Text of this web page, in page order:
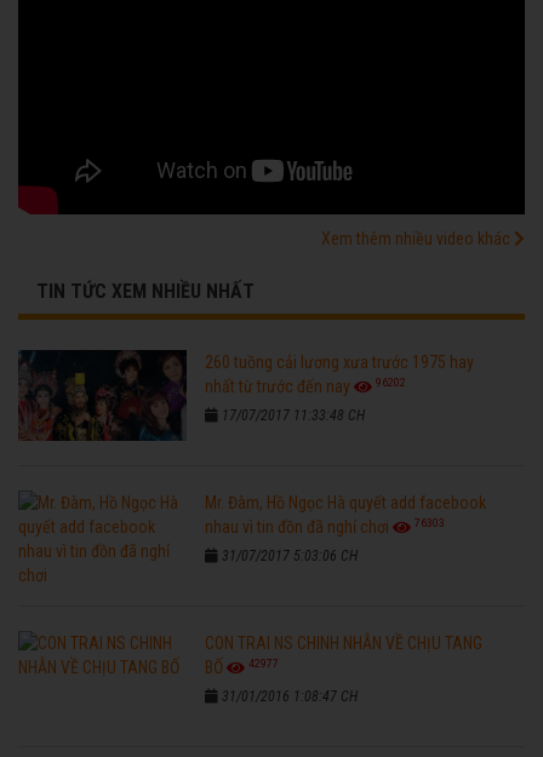
Xem thêm nhiều video khác
TIN TỨC XEM NHIỀU NHẤT
260 tuồng cải lương xưa trước 1975 hay
nhất từ trước đến nay
96202
17/07/2017 11:33:48 CH
Mr. Đàm, Hồ Ngọc Hà quyết add facebook
nhau vì tin đồn đã nghỉ chơi
76303
31/07/2017 5:03:06 CH
CON TRAI NS CHINH NHẪN VỀ CHỊU TANG
BỐ
42977
31/01/2016 1:08:47 CH